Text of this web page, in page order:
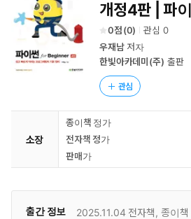
개정4판 | 파
0 (0) 관심 0
우재남저자
한빛아카데미(주) 출판
관심
소장
종이책 정가
전자책 정가
판매가
출간 정보 2025.11.04 전자책, 종이